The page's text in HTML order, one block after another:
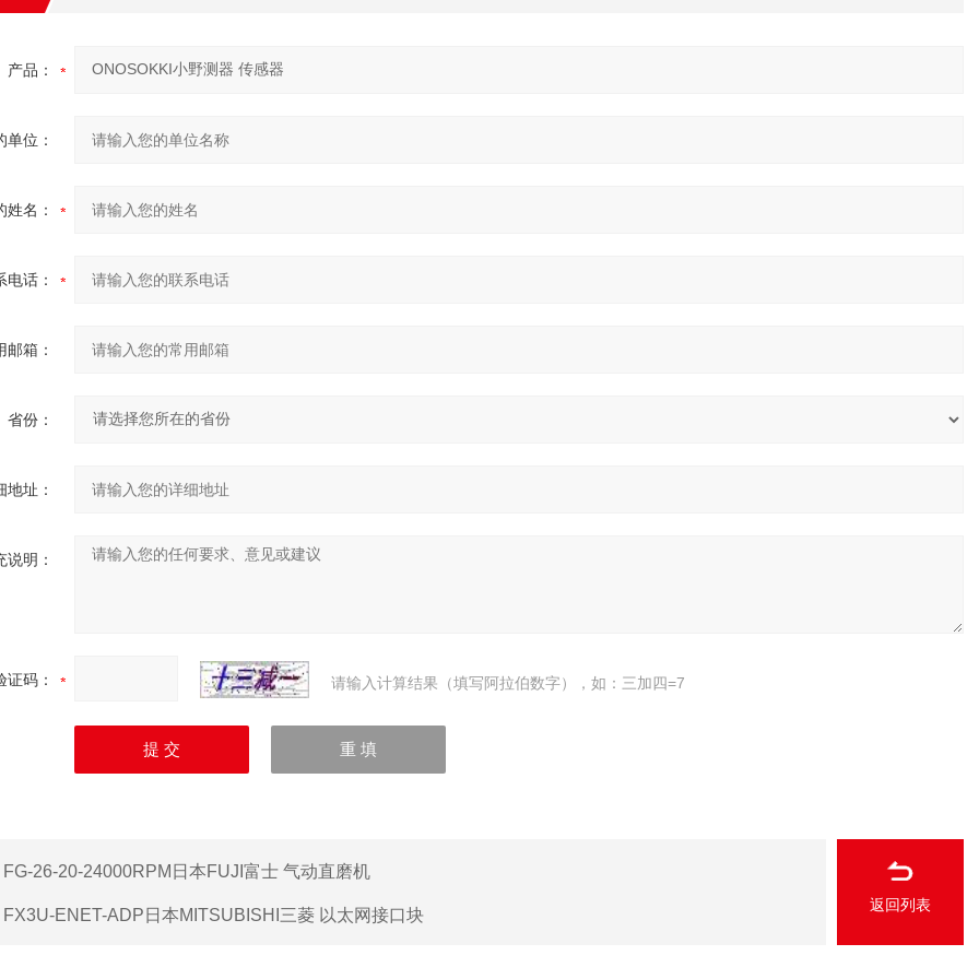
产品：
单位：
姓名：
电话：
邮箱：
省份：
地址：
说明：
证码： 请输入计算结果（填写阿拉伯数字），如：三加四=7
FG-26-20-24000RPM日本FUJI富士 气动直磨机
FX3U-ENET-ADP日本MITSUBISHI三菱 以太网接口块
返回列表